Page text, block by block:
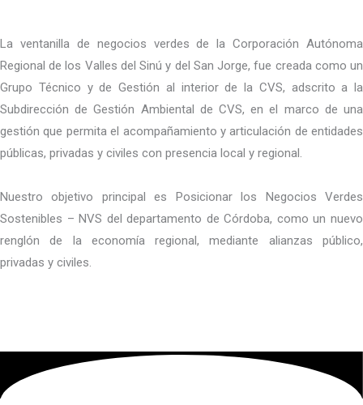
La ventanilla de negocios verdes de la Corporación Autónoma
Regional de los Valles del Sinú y del San Jorge, fue creada como un
Grupo Técnico y de Gestión al interior de la CVS, adscrito a la
Subdirección de Gestión Ambiental de CVS, en el marco de una
gestión que permita el acompañamiento y articulación de entidades
públicas, privadas y civiles con presencia local y regional.
Nuestro objetivo principal es Posicionar los Negocios Verdes
Sostenibles – NVS del departamento de Córdoba, como un nuevo
renglón de la economía regional, mediante alianzas público,
privadas y civiles.